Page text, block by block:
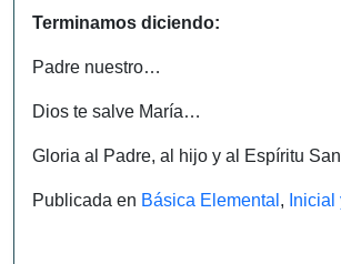
Terminamos diciendo:
Padre nuestro…
Dios te salve María…
Gloria al Padre, al hijo y al Espíritu
Publicada en Básica Elemental ,